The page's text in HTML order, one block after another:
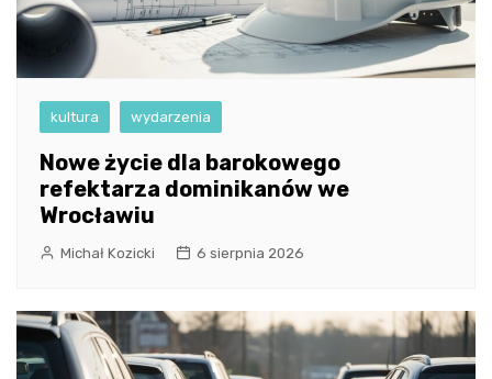
kultura wydarzenia
Nowe życie dla barokowego
refektarza dominikanów we
Wrocławiu
Michał Kozicki 6 sierpnia 2026